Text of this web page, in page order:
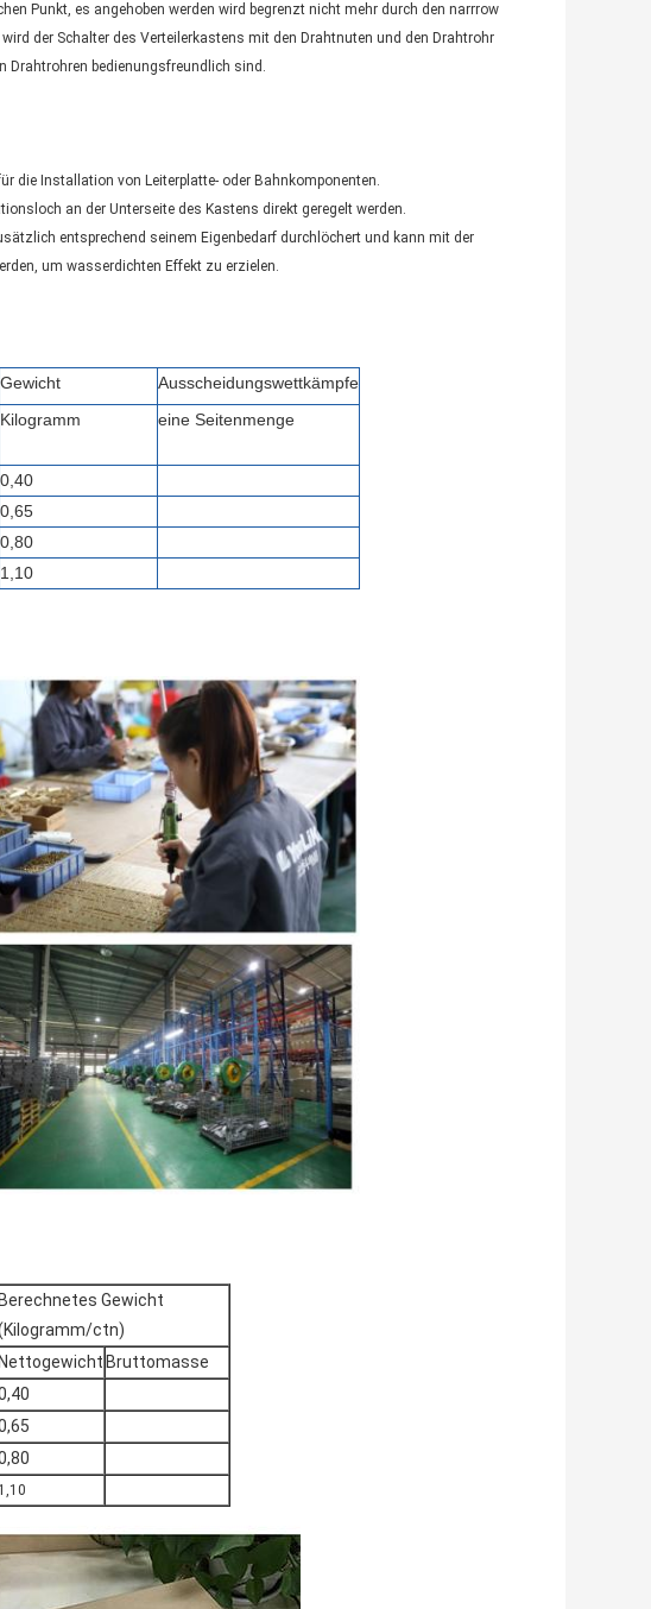
Punkt, es angehoben werden wird begrenzt nicht mehr durch den narrrow
der Schalter des Verteilerkastens mit den Drahtnuten und den Drahtrohr
Drahtrohren bedienungsfreundlich sind.
die Installation von Leiterplatte- oder Bahnkomponenten.
an der Unterseite des Kastens direkt geregelt werden.
entsprechend seinem Eigenbedarf durchlöchert und kann mit der
um wasserdichten Effekt zu erzielen.
Gewicht
Ausscheidungswettkämpfe
Kilogramm eine Seitenmenge
0,40
0,65
0,80
1,10
Berechnetes Gewicht
ctn)
Nettogewicht Bruttomasse
1,10